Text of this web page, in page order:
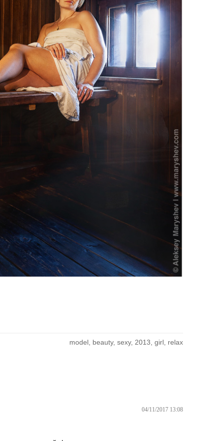
model beauty sexy 2013 girl relax
04/11/2017 13:08